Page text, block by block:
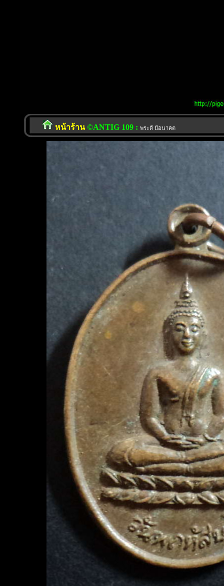
หน้าร้าน©ANTIG 109 : พระดี มีอนาคต